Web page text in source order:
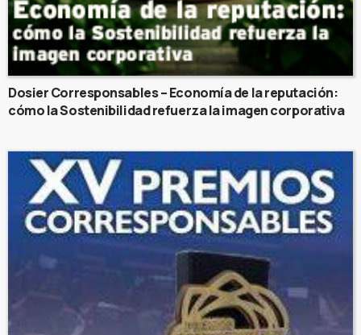
Dosier Corresponsables – Economía de la reputación:
cómo la Sostenibilidad refuerza la imagen corporativa